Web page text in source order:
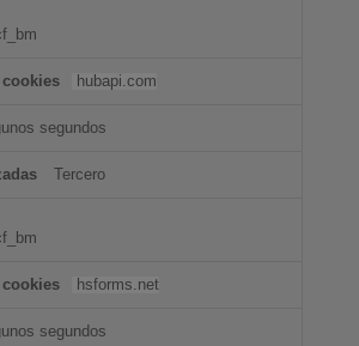
hubapi.com
segundos
Tercero
hsforms.net
segundos